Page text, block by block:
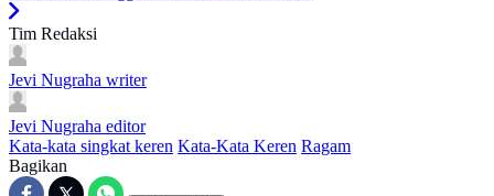
Tim Redaksi
Jevi Nugraha writer
Jevi Nugraha editor
Kata-kata singkat keren Kata-Kata Keren Ragam
Bagikan